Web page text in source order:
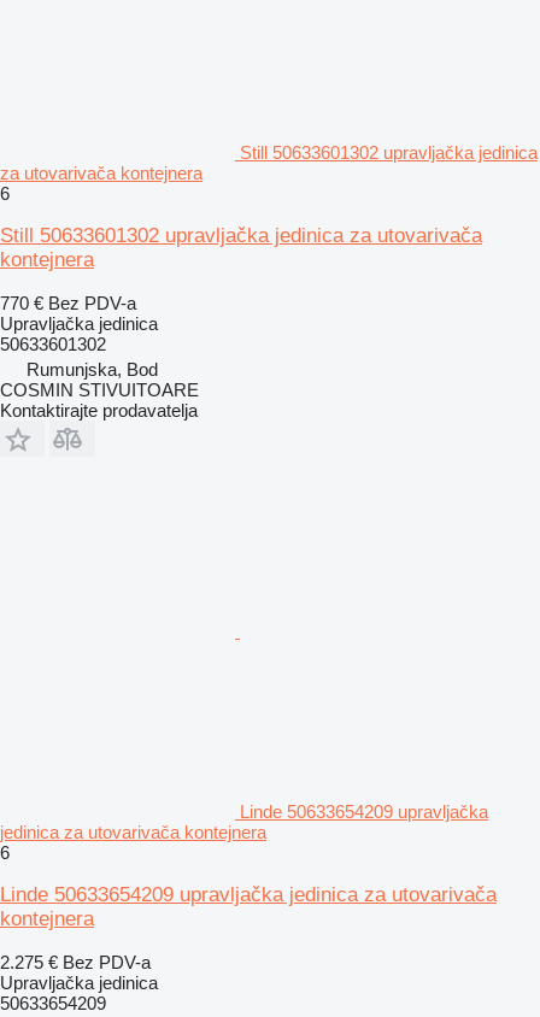
Still 50633601302 upravljačka jedinica
za utovarivača kontejnera
6
Still 50633601302 upravljačka jedinica za utovarivača
kontejnera
770 € Bez PDV-a
Upravljačka jedinica
50633601302
Rumunjska, Bod
COSMIN STIVUITOARE
Kontaktirajte prodavatelja
Linde 50633654209 upravljačka
jedinica za utovarivača kontejnera
6
Linde 50633654209 upravljačka jedinica za utovarivača
kontejnera
2.275 € Bez PDV-a
Upravljačka jedinica
50633654209